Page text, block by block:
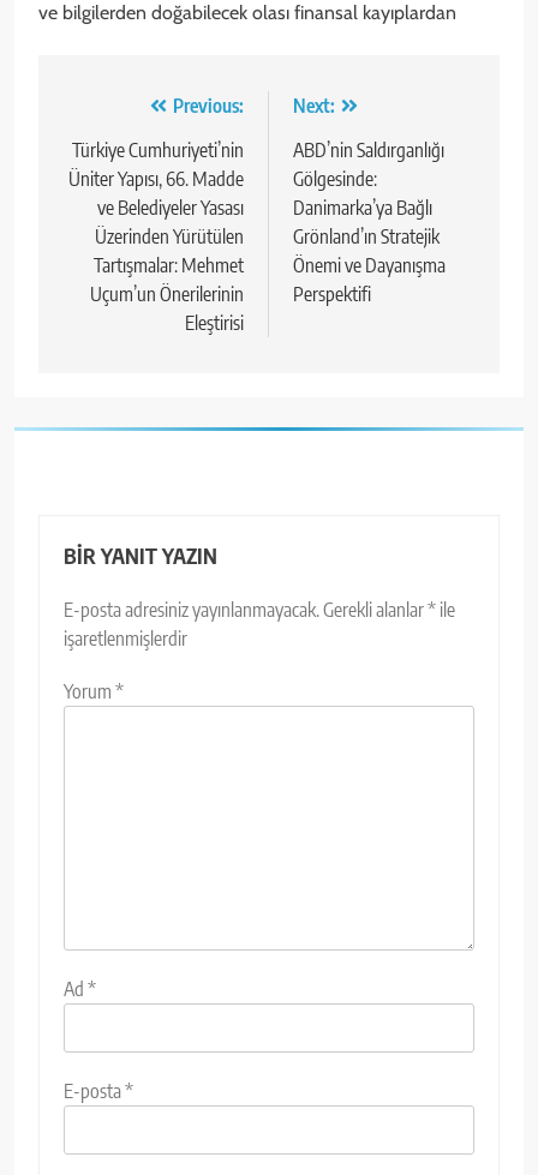
ve bilgilerden doğabilecek olası finansal kayıplardan
gezinmesi
Previous:
Türkiye Cumhuriyeti’nin
Üniter Yapısı, 66. Madde
ve Belediyeler Yasası
Üzerinden Yürütülen
Tartışmalar: Mehmet
Uçum’un Önerilerinin
Eleştirisi
Next:
ABD’nin Saldırganlığı
Gölgesinde:
Danimarka’ya Bağlı
Grönland’ın Stratejik
Önemi ve Dayanışma
Perspektifi
BIR YANIT YAZIN
E-posta adresiniz yayınlanmayacak.Gerekli alanlar* ile
işaretlenmişlerdir
Yorum *
Ad *
E-posta*